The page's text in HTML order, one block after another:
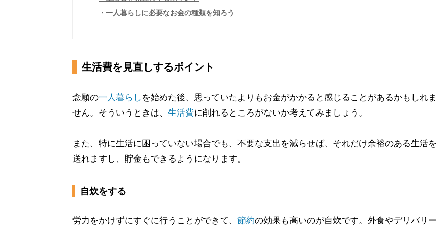
一人暮らしに必要なお金の種類を知ろう
生活費を見直しするポイント
念願の一人暮らし を始めた後、思っていたよりもお金がかかると感じることがあるかもしれま
せん。そういうときは、 生活費に削れるところがないか考えてみましょう。
また、特に生活に困っていない場合でも、不要な支出を減らせば、それだけ余裕のある生活を
送れますし、貯金もできるようになります。
自炊をする
労力をかけずにすぐに行うことができて、 節約の効果も高いのが自炊です。外食やデリバリー